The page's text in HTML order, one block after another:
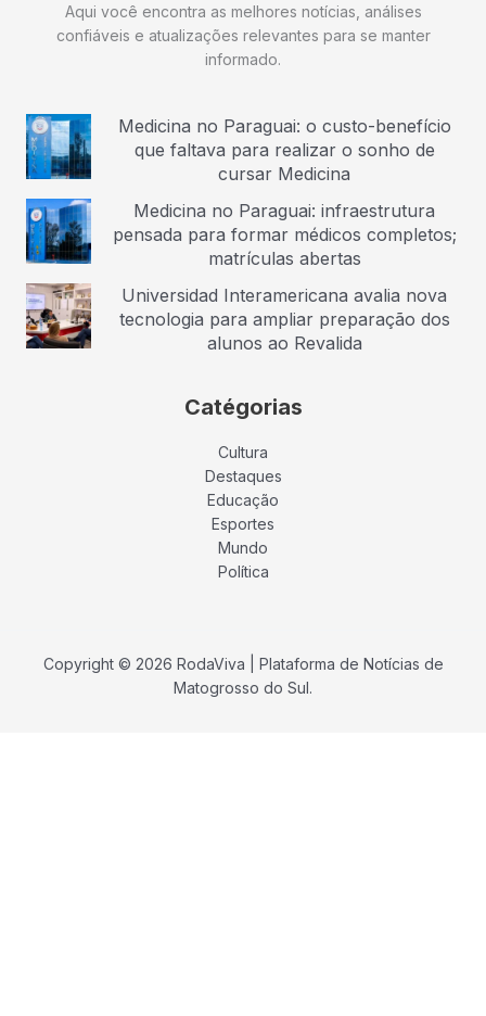
Aqui você encontra as melhores notícias, análises
confiáveis e atualizações relevantes para se manter
informado.
Medicina no Paraguai: o custo-benefício
que faltava para realizar o sonho de
cursar Medicina
Medicina no Paraguai: infraestrutura
pensada para formar médicos completos;
matrículas abertas
Universidad Interamericana avalia nova
tecnologia para ampliar preparação dos
alunos ao Revalida
Catégorias
Cultura
Destaques
Educação
Esportes
Mundo
Política
Copyright © 2026 RodaViva | Plataforma de Notícias de
Matogrosso do Sul.